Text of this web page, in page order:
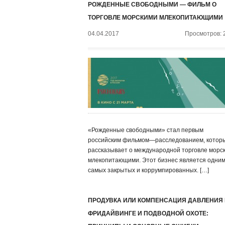
РОЖДЕННЫЕ СВОБОДНЫМИ — ФИЛЬМ О
ТОРГОВЛЕ МОРСКИМИ МЛЕКОПИТАЮЩИМИ
04.04.2017 Просмотров:
«Рожденные свободными» стал первым
российским фильмом—расследованием,
рассказывает о международной торговле
млекопитающими. Этот бизнес является
самых закрытых и коррумпированных. […]
ПРОДУВКА ИЛИ КОМПЕНСАЦИЯ ДАВЛЕНИЯ
ФРИДАЙВИНГЕ И ПОДВОДНОЙ ОХОТЕ: